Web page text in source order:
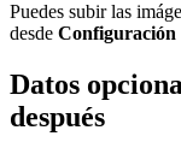
Puedes subir las
desde Configuración
Datos
después